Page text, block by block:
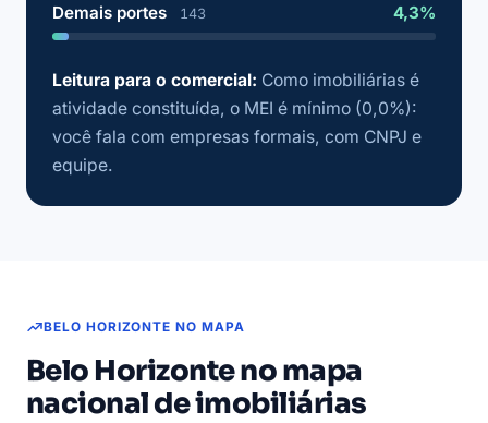
Demais portes 143 4,3%
Leitura para o comercial: Como imobiliárias é
atividade constituída, o MEI é mínimo (0,0%):
você fala com empresas formais, com CNPJ e
equipe.
BELO HORIZONTE NO MAPA
Belo Horizonte no mapa
nacional de imobiliárias